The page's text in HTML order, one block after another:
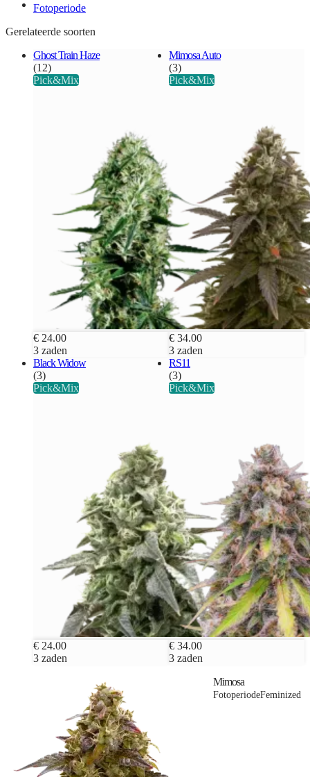
Fotoperiode
Gerelateerde soorten
Ghost Train Haze
(12)
Pick&Mix
€ 24.00
3 zaden
Mimosa Auto
(3)
Pick&Mix
€ 34.00
3 zaden
Black Widow
(3)
Pick&Mix
€ 24.00
3 zaden
RS11
(3)
Pick&Mix
€ 34.00
3 zaden
Mimosa
FotoperiodeFeminized